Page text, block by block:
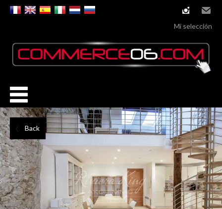
instagram
Email
Mi selección
Back